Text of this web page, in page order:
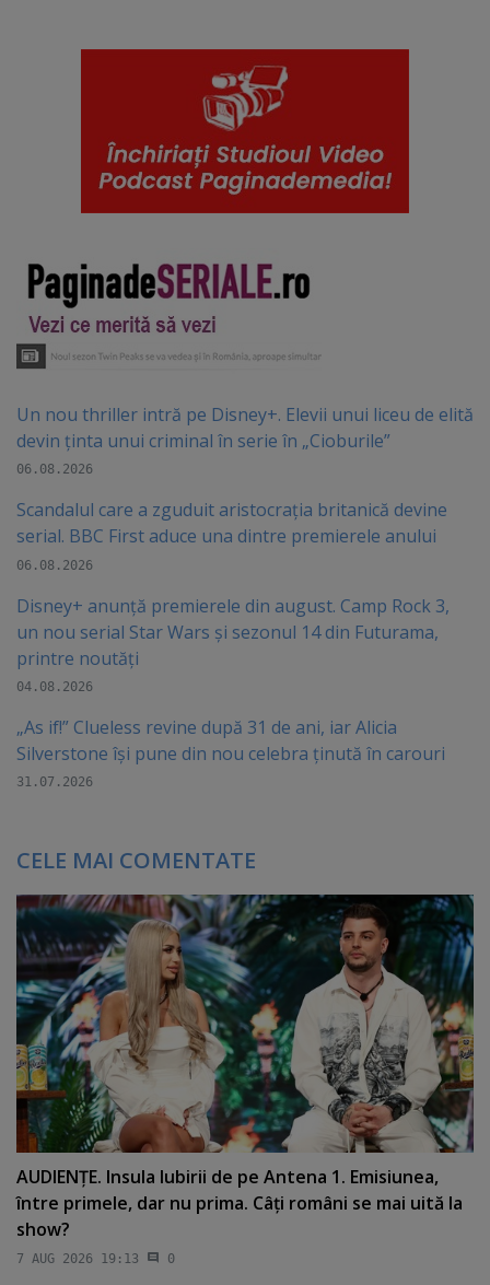
Un nou thriller intră pe Disney+. Elevii unui liceu de elită
devin ținta unui criminal în serie în „Cioburile”
06.08.2026
Scandalul care a zguduit aristocrația britanică devine
serial. BBC First aduce una dintre premierele anului
06.08.2026
Disney+ anunță premierele din august. Camp Rock 3,
un nou serial Star Wars și sezonul 14 din Futurama,
printre noutăți
04.08.2026
„As if!” Clueless revine după 31 de ani, iar Alicia
Silverstone își pune din nou celebra ținută în carouri
31.07.2026
CELE MAI COMENTATE
AUDIENŢE. Insula Iubirii de pe Antena 1. Emisiunea,
între primele, dar nu prima. Câţi români se mai uită la
show?
7 AUG 2026 19:13 0